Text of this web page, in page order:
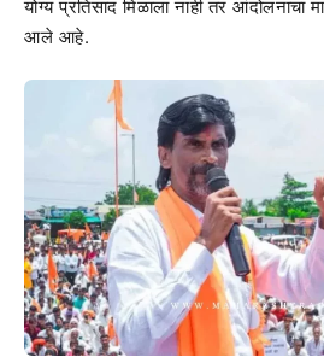
योग्य प्रतिसाद मिळाला नाही तर आंदोलनाचा
आले आहे.